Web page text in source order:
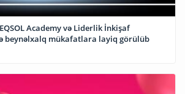
Academy və Liderlik İnkişaf
beynəlxalq mükafatlara layiq görülüb